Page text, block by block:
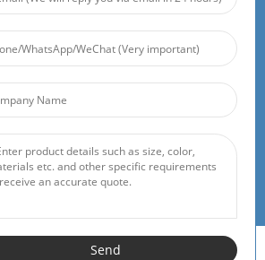
info@feiboer.com.cn
Zhongjianbaobao, Uimh. 30,
Street, Yuelu District, Changsha
Feibo Guangtong Communication
Send